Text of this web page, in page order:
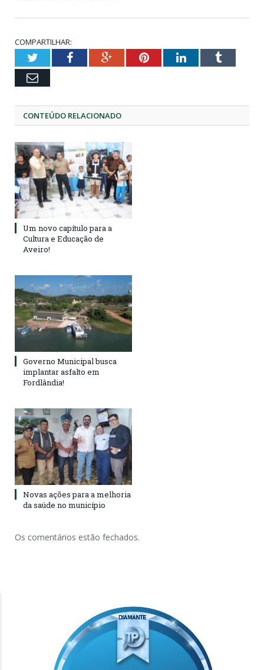
COMPARTILHAR:
TwitterFacebookGoogle+PinterestLinkedInTumblr
Email
CONTEÚDO RELACIONADO
Um novo capítulo para a
Cultura e Educação de
Aveiro!
Governo Municipal busca
implantar asfalto em
Fordlândia!
Novas ações para a melhoria
da saúde no município
Os comentários estão fechados.